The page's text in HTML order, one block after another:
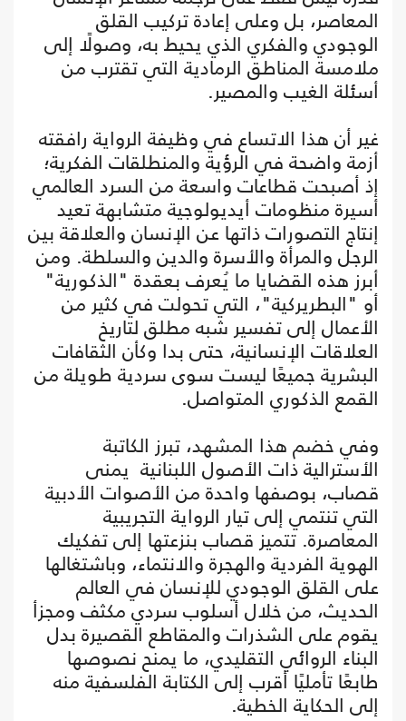
المعاصر، بل وعلى إعادة تركيب القلق
الوجودي والفكري الذي يحيط به، وصولًا إلى
ملامسة المناطق الرمادية التي تقترب من
أسئلة الغيب والمصير.
غير أن هذا الاتساع في وظيفة الرواية رافقته
أزمة واضحة في الرؤية والمنطلقات الفكرية؛
إذ أصبحت قطاعات واسعة من السرد العالمي
أسيرة منظومات أيديولوجية متشابهة تعيد
إنتاج التصورات ذاتها عن الإنسان والعلاقة بين
الرجل والمرأة والأسرة والدين والسلطة. ومن
أبرز هذه القضايا ما يُعرف بعقدة "الذكورية"
أو "البطريركية"، التي تحولت في كثير من
الأعمال إلى تفسير شبه مطلق لتاريخ
العلاقات الإنسانية، حتى بدا وكأن الثقافات
البشرية جميعًا ليست سوى سردية طويلة من
القمع الذكوري المتواصل.
وفي خضم هذا المشهد، تبرز الكاتبة
الأسترالية ذات الأصول اللبنانية يمنى
قصاب، بوصفها واحدة من الأصوات الأدبية
التي تنتمي إلى تيار الرواية التجريبية
المعاصرة. تتميز قصاب بنزعتها إلى تفكيك
الهوية الفردية والهجرة والانتماء، وباشتغالها
على القلق الوجودي للإنسان في العالم
الحديث، من خلال أسلوب سردي مكثف ومجزأ
يقوم على الشذرات والمقاطع القصيرة بدل
البناء الروائي التقليدي، ما يمنح نصوصها
طابعًا تأمليًا أقرب إلى الكتابة الفلسفية منه
إلى الحكاية الخطية.